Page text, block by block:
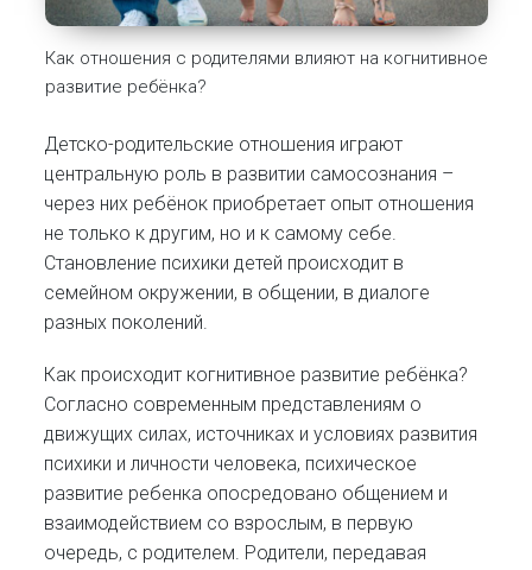
Как отношения с родителями влияют на когнитивное
развитие ребёнка?
Детско-родительские отношения играют
центральную роль в развитии самосознания –
через них ребёнок приобретает опыт отношения
не только к другим, но и к самому себе.
Становление психики детей происходит в
семейном окружении, в общении, в диалоге
разных поколений.
Как происходит когнитивное развитие ребёнка?
Согласно современным представлениям о
движущих силах, источниках и условиях развития
психики и личности человека, психическое
развитие ребенка опосредовано общением и
взаимодействием со взрослым, в первую
очередь, с родителем. Родители, передавая